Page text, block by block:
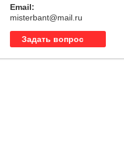
Email:
misterbant@mail.ru
Задать вопрос